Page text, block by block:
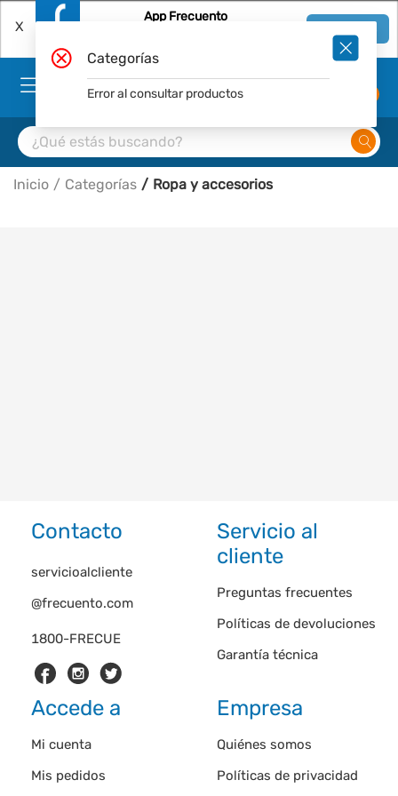
X
App Frecuento
Inicio Categorías Ropa y accesorios
Contacto
1800-FRECUE
servicioalcliente
@frecuento.com
Servicio al
cliente
Preguntas frecuentes
Políticas de devoluciones
Garantía técnica
Accede a
Mi cuenta
Mis pedidos
Empresa
Quiénes somos
Políticas de privacidad
Categorías
Error al consultar productos